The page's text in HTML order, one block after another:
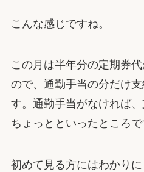
こんな感じですね。
この月は半年分の定期券
ので、通勤手当の分だけ
す。通勤手当がなければ
ちょっとといったところで
初めて見る方にはわかり